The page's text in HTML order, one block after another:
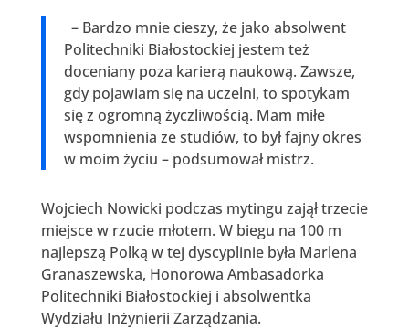
– Bardzo mnie cieszy, że jako absolwent
Politechniki Białostockiej jestem też
doceniany poza karierą naukową. Zawsze,
gdy pojawiam się na uczelni, to spotykam
się z ogromną życzliwością. Mam miłe
wspomnienia ze studiów, to był fajny okres
w moim życiu – podsumował mistrz.
Wojciech Nowicki podczas mytingu zajął trzecie
miejsce w rzucie młotem. W biegu na 100 m
najlepszą Polką w tej dyscyplinie była Marlena
Granaszewska, Honorowa Ambasadorka
Politechniki Białostockiej i absolwentka
Wydziału Inżynierii Zarządzania.